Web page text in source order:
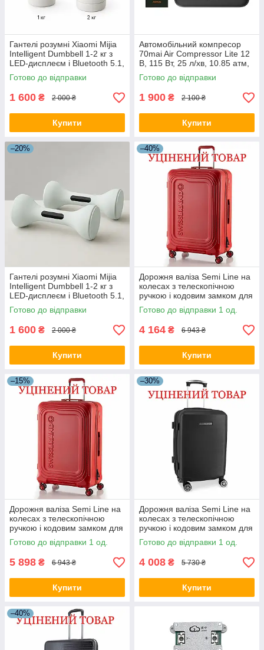
Гантелі розумні Xiaomi Mijia
Intelligent Dumbbell 1-2 кг з
LED-дисплеєм і Bluetooth 5.1,
світло-пісочні
Готово до відправки
1 600 ₴ 2 000 ₴
Купити
Автомобільний компресор
70mai Air Compressor Lite 12
В, 115 Вт, 25 л/хв, 10.85 атм,
цифровий манометр,
автостоп, чорний
Готово до відправки
1 900 ₴ 2 100 ₴
Купити
–20%
Гантелі розумні Xiaomi Mijia
Intelligent Dumbbell 1-2 кг з
LED-дисплеєм і Bluetooth 5.1,
світло-зелений
Готово до відправки
1 600 ₴ 2 000 ₴
Купити
–40%
Дорожня валіза Semi Line на
колесах з телескопічною
ручкою і кодовим замком для
подорожей
Готово до відправки 1 од.
4 164 ₴ 6 943 ₴
Купити
–15%
Дорожня валіза Semi Line на
колесах з телескопічною
ручкою і кодовим замком для
подорожей
Готово до відправки 1 од.
5 898 ₴ 6 943 ₴
Купити
–30%
Дорожня валіза Semi Line на
колесах з телескопічною
ручкою і кодовим замком для
подорожей
Готово до відправки 1 од.
4 008 ₴ 5 730 ₴
Купити
–40%